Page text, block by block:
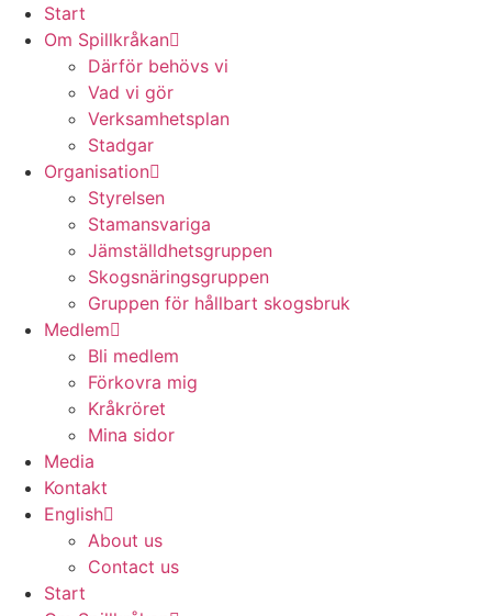
Start
Om Spillkråkan
Därför behövs vi
Vad vi gör
Verksamhetsplan
Stadgar
Organisation
Styrelsen
Stamansvariga
Jämställdhetsgruppen
Skogsnäringsgruppen
Gruppen för hållbart skogsbruk
Medlem
Bli medlem
Förkovra mig
Kråkröret
Mina sidor
Media
Kontakt
English
About us
Contact us
Start